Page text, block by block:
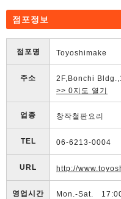
점포정보
점포명 Toyoshimake
주소
2F,Bonchi
>> 0지도 열기
업종 창작철판요리
TEL 06-6213-0004
URL http://
영업시간
Mon.-Sat.